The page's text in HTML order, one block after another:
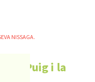
NISSAGA.
Puig i la